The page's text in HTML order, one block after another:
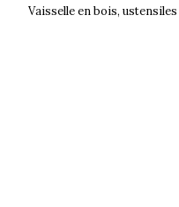
Vaisselle en bois,